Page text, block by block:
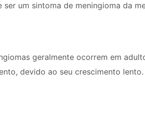
um sintoma de meningioma da
geralmente ocorrem em
devido ao seu crescimento lento.